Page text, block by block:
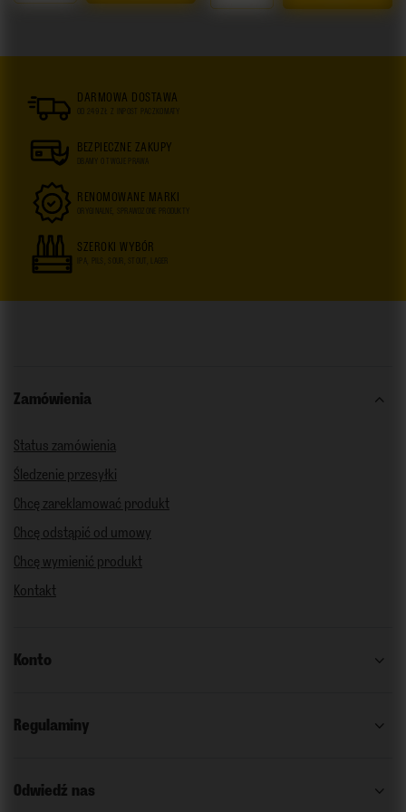
DARMOWA DOSTAWA
OD 249 ZŁ Z INPOST PACZKOMATY
BEZPIECZNE ZAKUPY
DBAMY O TWOJE PRAWA
RENOMOWANE MARKI
ORYGINALNE, SPRAWDZONE PRODUKTY
SZEROKI WYBÓR
Zamówienia
Status zamówienia
Śledzenie przesyłki
Chcę zareklamować produkt
Chcę odstąpić od umowy
Chcę wymienić produkt
Kontakt
Konto
Regulaminy
Odwiedź nas